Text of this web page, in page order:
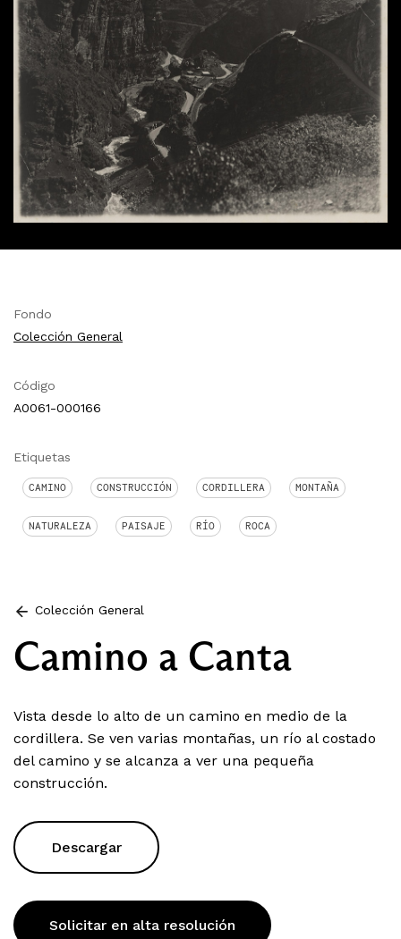
Fondo
Colección General
Código
A0061-000166
Etiquetas
CAMINO CONSTRUCCIÓN CORDILLERA MONTAÑA
NATURALEZA PAISAJE RÍO ROCA
Colección General
Camino a Canta
Vista desde lo alto de un camino en medio de la
cordillera. Se ven varias montañas, un río al costado
del camino y se alcanza a ver una pequeña
construcción.
Descargar
Solicitar en alta resolución